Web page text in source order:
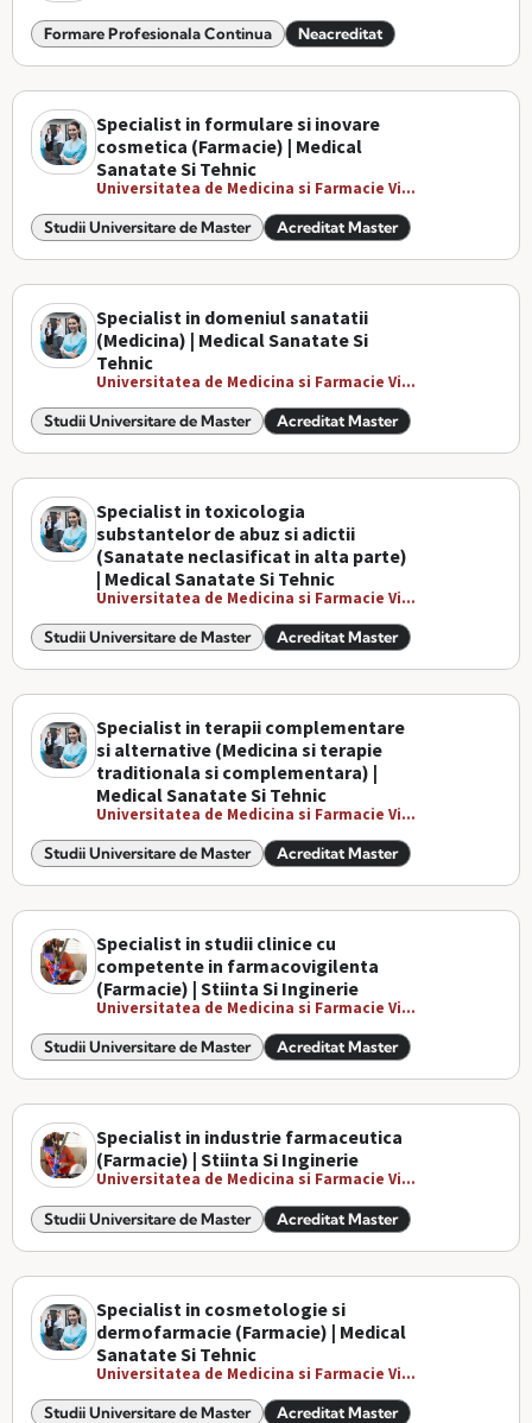
Formare Profesionala Continua Neacreditat
Specialist in formulare si inovare
cosmetica (Farmacie) | Medical
Sanatate Si Tehnic
Universitatea de Medicina si Farmacie Vi...
Studii Universitare de Master Acreditat Master
Specialist in domeniul sanatatii
(Medicina) | Medical Sanatate Si
Tehnic
Universitatea de Medicina si Farmacie Vi...
Studii Universitare de Master Acreditat Master
Specialist in toxicologia
substantelor de abuz si adictii
(Sanatate neclasificat in alta parte)
| Medical Sanatate Si Tehnic
Universitatea de Medicina si Farmacie Vi...
Studii Universitare de Master Acreditat Master
Specialist in terapii complementare
si alternative (Medicina si terapie
traditionala si complementara) |
Medical Sanatate Si Tehnic
Universitatea de Medicina si Farmacie Vi...
Studii Universitare de Master Acreditat Master
Specialist in studii clinice cu
competente in farmacovigilenta
(Farmacie) | Stiinta Si Inginerie
Universitatea de Medicina si Farmacie Vi...
Studii Universitare de Master Acreditat Master
Specialist in industrie farmaceutica
(Farmacie) | Stiinta Si Inginerie
Universitatea de Medicina si Farmacie Vi...
Studii Universitare de Master Acreditat Master
Specialist in cosmetologie si
dermofarmacie (Farmacie) | Medical
Sanatate Si Tehnic
Universitatea de Medicina si Farmacie Vi...
Studii Universitare de Master Acreditat Master